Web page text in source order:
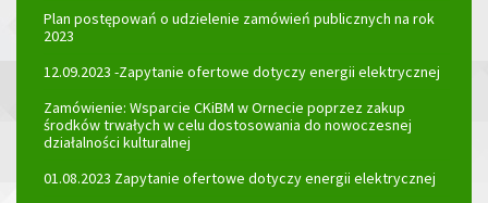
Plan postępowań o udzielenie zamówień publicznych na rok
2023
12.09.2023 -Zapytanie ofertowe dotyczy energii elektrycznej
Zamówienie: Wsparcie CKiBM w Ornecie poprzez zakup
środków trwałych w celu dostosowania do nowoczesnej
działalności kulturalnej
01.08.2023 Zapytanie ofertowe dotyczy energii elektrycznej